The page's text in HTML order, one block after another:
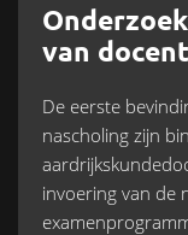
van
De eerste
nascholing zijn
invoering van de